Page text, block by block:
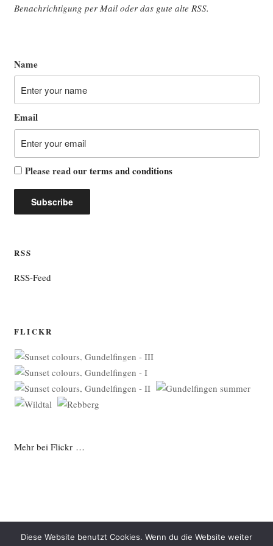
Benach­rich­ti­gung per Mail oder das gute alte RSS.
Name
Email
Please read ourterms and conditions
RSS
RSS-Feed
FLICKR
Mehr bei Flickr …
Diese Website benutzt Cookies. Wenn du die Website weiter